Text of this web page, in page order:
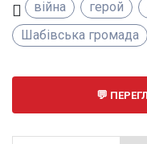
війна герой
Шабівська громада